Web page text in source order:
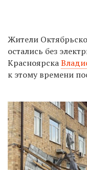
Жители
остались без
Красноярска
к этому времени